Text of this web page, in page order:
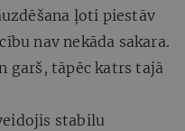
ļoti piestāv
nav nekāda sakara.
garš, tāpēc katrs tajā
stabilu